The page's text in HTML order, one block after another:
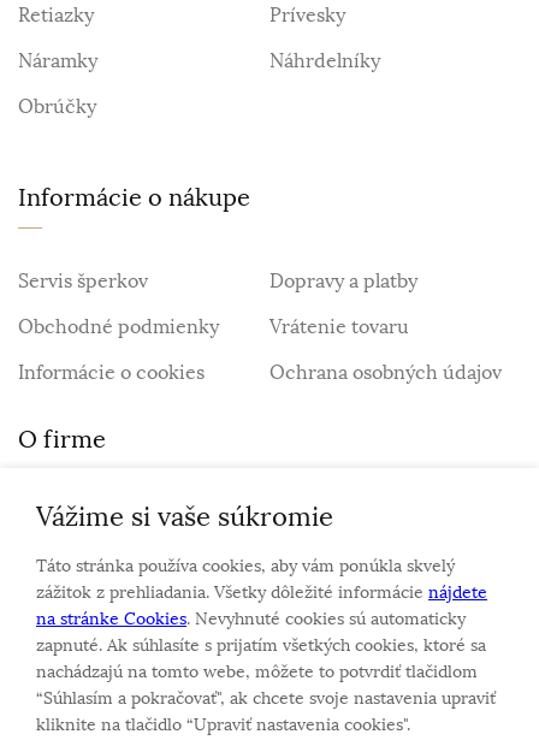
Retiazky
Prívesky
Náramky
Náhrdelníky
Obrúčky
Informácie o nákupe
Servis šperkov
Dopravy a platby
Obchodné podmienky
Vrátenie tovaru
Informácie o cookies
Ochrana osobných údajov
O firme
Personalizovaný šperk
O nás
Kontakt
Sme rodinná firma a zameriavame sa na predaj hodiniek
a šperkov od roku 1994.
Pozrite sa na naše ďaľšie web stránky.
Vážime si vaše súkromie
Táto stránka používa cookies, aby vám ponúkla skvelý
zážitok z prehliadania. Všetky dôležité informácie nájdete
na stránke Cookies. Nevyhnuté cookies sú automaticky
zapnuté. Ak súhlasíte s prijatím všetkých cookies, ktoré sa
nachádzajú na tomto webe, môžete to potvrdiť tlačidlom
“Súhlasím a pokračovať", ak chcete svoje nastavenia upraviť
kliknite na tlačidlo “Upraviť nastavenia cookies".